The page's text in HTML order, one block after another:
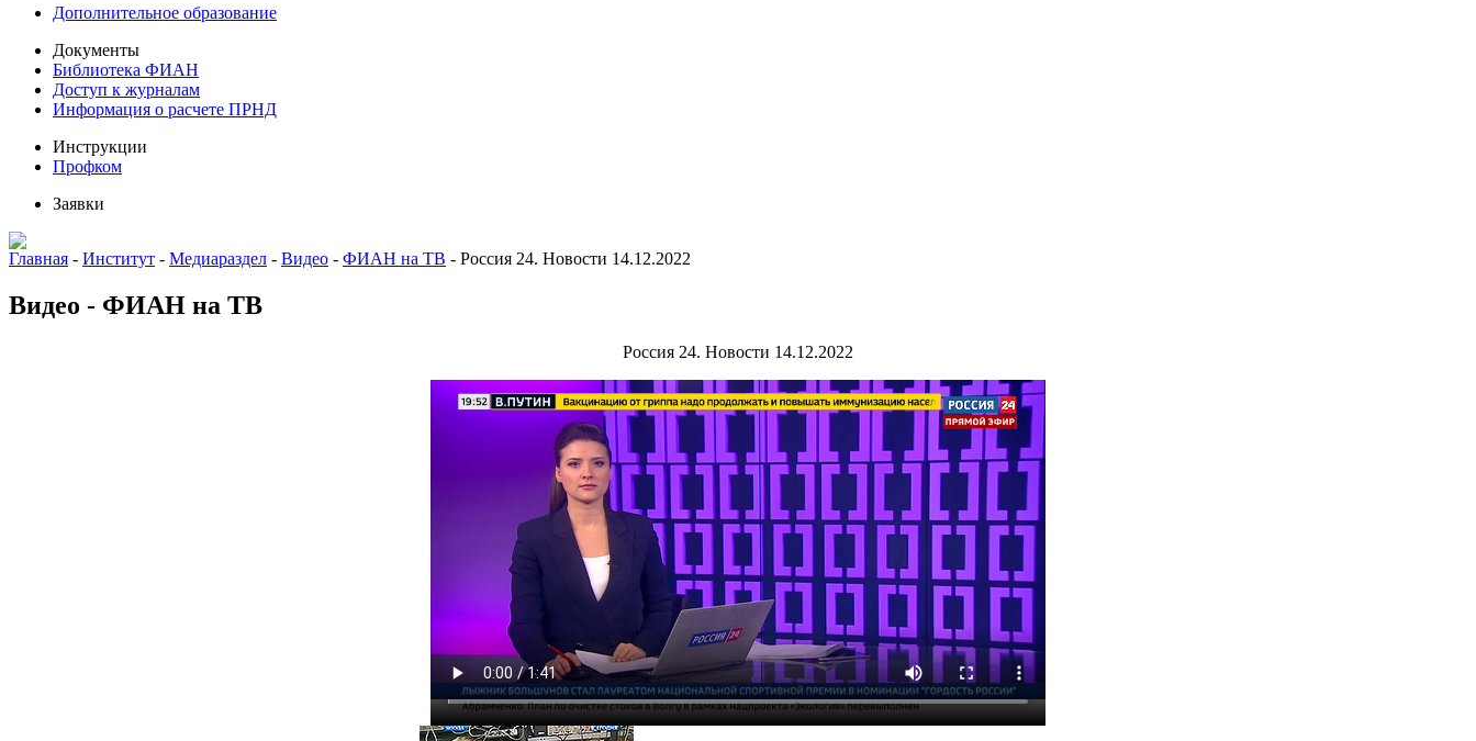
Дополнительное образование
Документы
Библиотека ФИАН
Доступ к журналам
Информация о расчете ПРНД
Инструкции
Профком
Заявки
Главная - Институт - Медиараздел - Видео - ФИАН на ТВ - Россия 24. Новости 14.12.2022
Видео - ФИАН на ТВ
Россия 24. Новости 14.12.2022